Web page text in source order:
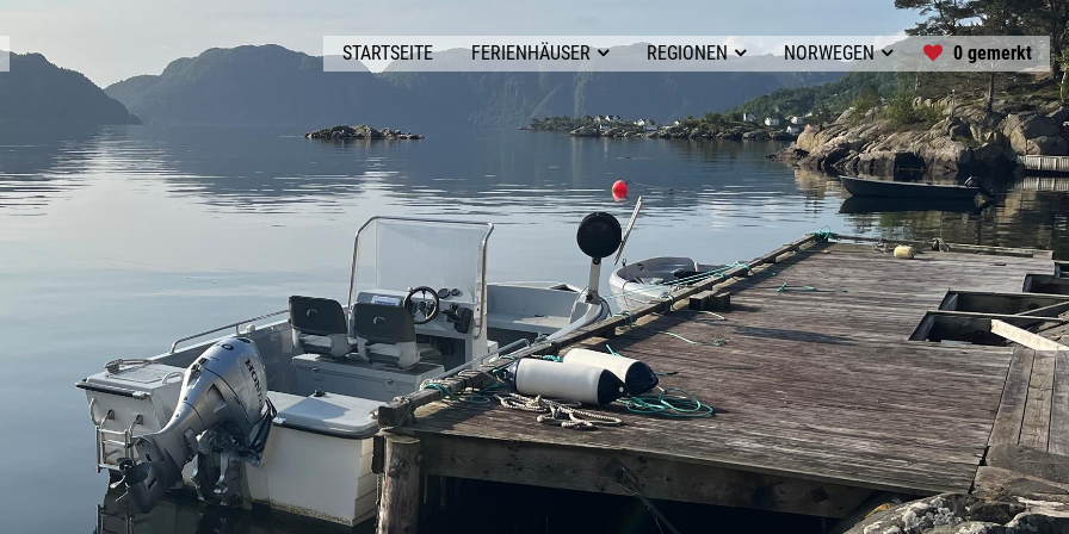
STARTSEITE FERIENHÄUSER REGIONEN NORWEGEN 0 gemerkt